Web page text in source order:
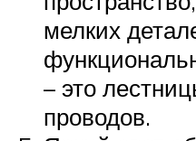
мелких
– это
проводов.